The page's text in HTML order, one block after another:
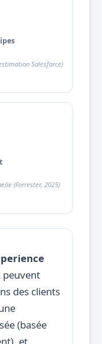
Salesforce)
(Forrester, 2025)
peuvent
des clients
(basée